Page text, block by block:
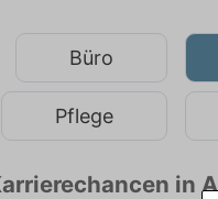
Büro
Pflege
in